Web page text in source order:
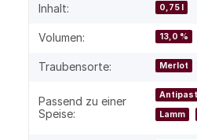
Inhalt: 0,75 l
Volumen: 13,0 %
Traubensorte: Merlot
Passend zu einer
Speise:
Lamm